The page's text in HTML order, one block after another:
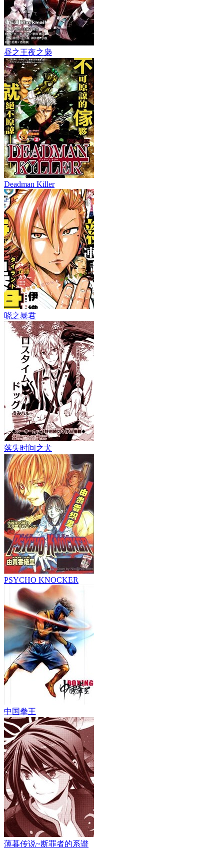
昼之王夜之枭
Deadman Killer
晓之暴君
落失时间之犬
PSYCHO KNOCKER
中国拳王
薄暮传说~断罪者的系谱